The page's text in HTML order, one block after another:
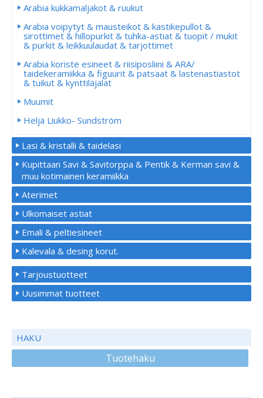
Arabia kukkamaljakot & ruukut
Arabia voipytyt & mausteikot & kastikepullot &
sirottimet & hillopurkit & tuhka-astiat & tuopit / mukit
& purkit & leikkuulaudat & tarjottimet
Arabia koriste esineet & riisiposliini & ARA/
taidekeramiikka & figuurit & patsaat & lastenastiastot
& tuikut & kynttiläjalat
Muumit
Heljä Liukko- Sundström
Lasi & kristalli & taidelasi
Kupittaan Savi & Savitorppa & Pentik & Kerman savi &
muu kotimainen keramiikka
Aterimet
Ulkomaiset astiat
Emali & peltiesineet
Kalevala & desing korut.
Tarjoustuotteet
Uusimmat tuotteet
HAKU
Tuotehaku